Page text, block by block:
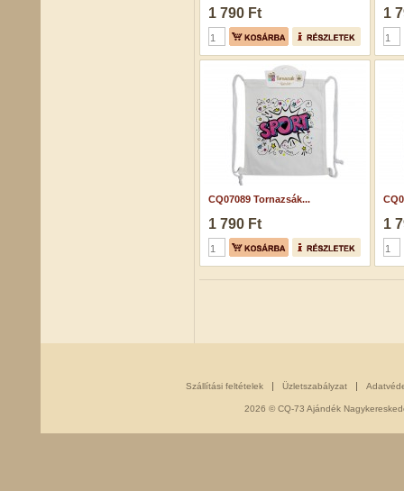
1 790 Ft 1
CQ07089 Tornazsák...
1 790 Ft 1
Szállítási feltételek Üzletszabályzat
2026 © CQ-73 Ajándék